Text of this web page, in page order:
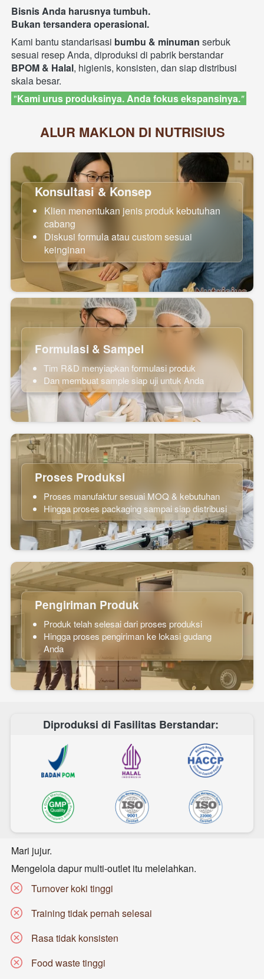
Bisnis Anda harusnya tumbuh.
Bukan tersandera operasional.
Kami bantu standarisasi bumbu & minuman serbuk
sesuai resep Anda, diproduksi di pabrik berstandar
BPOM & Halal, higienis, konsisten, dan siap distribusi
skala besar.
"Kami urus produksinya. Anda fokus ekspansinya."
ALUR MAKLON DI NUTRISIUS
Konsultasi & Konsep
Klien menentukan jenis produk kebutuhan
cabang
Diskusi formula atau custom sesuai
keinginan
Formulasi & Sampel
Tim R&D menyiapkan formulasi produk
Dan membuat sample siap uji untuk Anda
Proses Produksi
Proses manufaktur sesuai MOQ & kebutuhan
Hingga proses packaging sampai siap distribusi
Pengiriman Produk
Produk telah selesai dari proses produksi
Hingga proses pengiriman ke lokasi gudang
Anda
Diproduksi di Fasilitas Berstandar:
Mari jujur.
Mengelola dapur multi-outlet itu melelahkan.
Turnover koki tinggi
Training tidak pernah selesai
Rasa tidak konsisten
Food waste tinggi